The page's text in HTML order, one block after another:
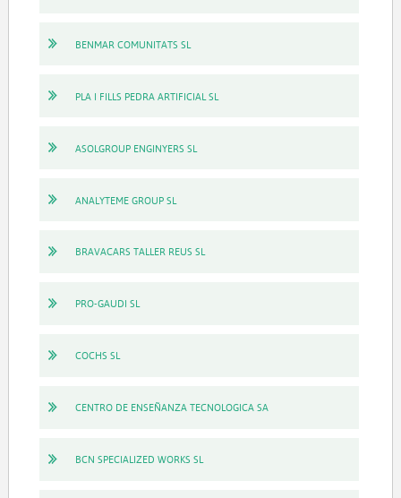
BENMAR COMUNITATS SL
PLA I FILLS PEDRA ARTIFICIAL SL
ASOLGROUP ENGINYERS SL
ANALYTEME GROUP SL
BRAVACARS TALLER REUS SL
PRO-GAUDI SL
COCHS SL
CENTRO DE ENSEÑANZA TECNOLOGICA SA
BCN SPECIALIZED WORKS SL